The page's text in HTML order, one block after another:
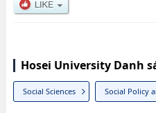
Hosei University Danh
Social Sciences Social Policy